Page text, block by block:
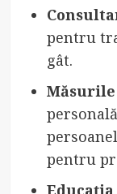
pentru
gât.
pentru